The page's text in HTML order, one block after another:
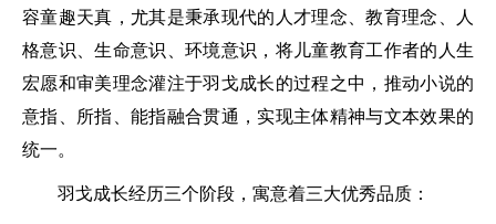
容童趣天真，尤其是秉承现代的人才理念、教育理念、人
格意识、生命意识、环境意识，将儿童教育工作者的人生
宏愿和审美理念灌注于羽戈成长的过程之中，推动小说的
意指、所指、能指融合贯通，实现主体精神与文本效果的
统一。
羽戈成长经历三个阶段，寓意着三大优秀品质：